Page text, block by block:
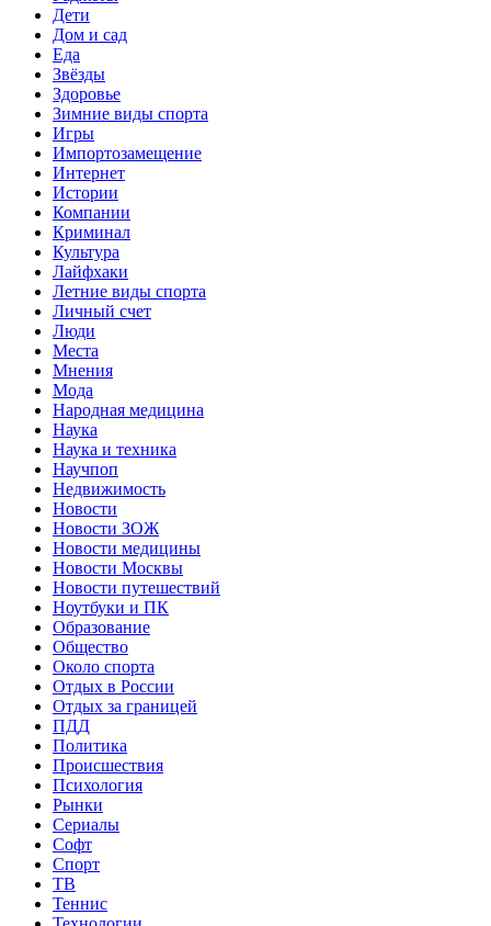
Дети
Дом и сад
Еда
Звёзды
Здоровье
Зимние виды спорта
Игры
Импортозамещение
Интернет
Истории
Компании
Криминал
Культура
Лайфхаки
Летние виды спорта
Личный счет
Люди
Места
Мнения
Мода
Народная медицина
Наука
Наука и техника
Научпоп
Недвижимость
Новости
Новости ЗОЖ
Новости медицины
Новости Москвы
Новости путешествий
Ноутбуки и ПК
Образование
Общество
Около спорта
Отдых в России
Отдых за границей
ПДД
Политика
Происшествия
Психология
Рынки
Сериалы
Софт
Спорт
ТВ
Теннис